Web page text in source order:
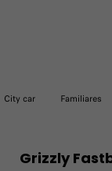
City car Familiares
Grizzly